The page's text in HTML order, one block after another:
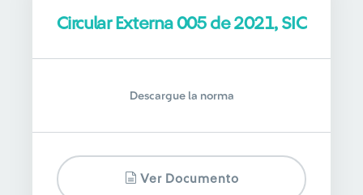
Circular Externa 005 de 2021, SIC
Descargue la norma
Ver Documento